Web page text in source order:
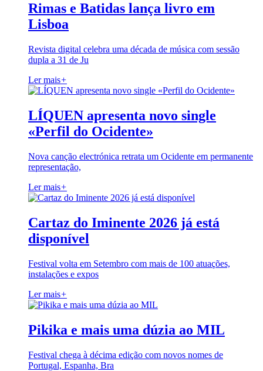
Rimas e Batidas lança livro em
Lisboa
Revista digital celebra uma década de música com sessão
dupla a 31 de Ju
Ler mais+
LÍQUEN apresenta novo single
«Perfil do Ocidente»
Nova canção electrónica retrata um Ocidente em permanente
representação,
Ler mais+
Cartaz do Iminente 2026 já está
disponível
Festival volta em Setembro com mais de 100 atuações,
instalações e expos
Ler mais+
Pikika e mais uma dúzia ao MIL
Festival chega à décima edição com novos nomes de
Portugal, Espanha, Bra